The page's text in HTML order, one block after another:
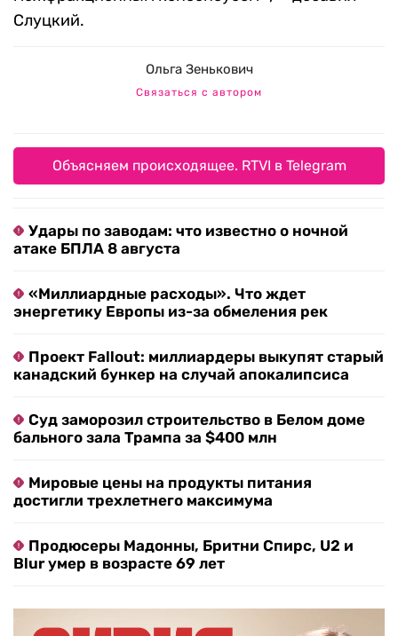
Слуцкий.
Ольга Зенькович
Связаться с автором
Объясняем происходящее. RTVI в Telegram
Удары по заводам: что известно о ночной
атаке БПЛА 8 августа
«Миллиардные расходы». Что ждет
энергетику Европы из-за обмеления рек
Проект Fallout: миллиардеры выкупят старый
канадский бункер на случай апокалипсиса
Суд заморозил строительство в Белом доме
бального зала Трампа за $400 млн
Мировые цены на продукты питания
достигли трехлетнего максимума
Продюсеры Мадонны, Бритни Спирс, U2 и
Blur умер в возрасте 69 лет